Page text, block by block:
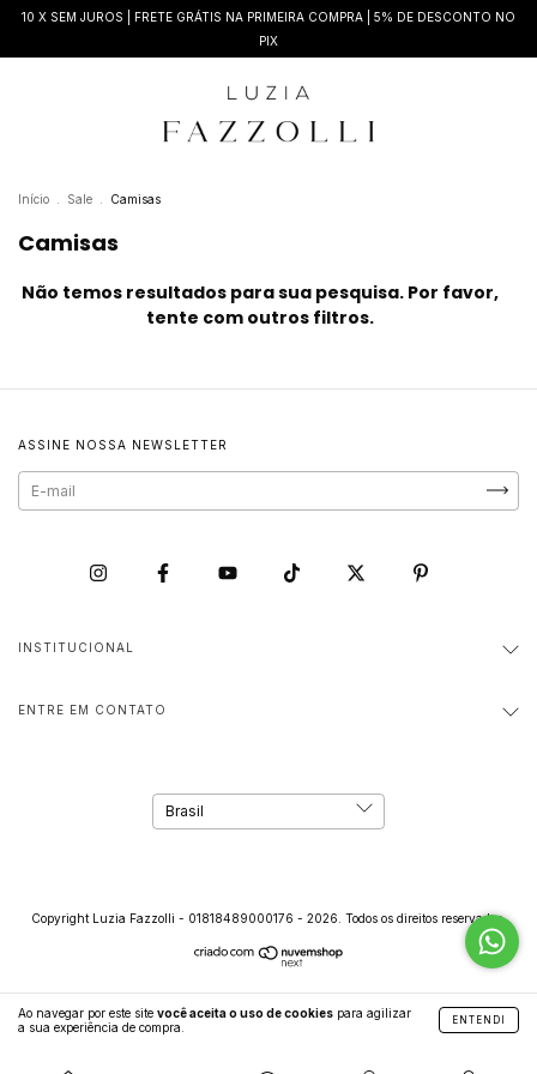
10 X SEM JUROS | FRETE GRÁTIS NA PRIMEIRA COMPRA | 5% DE DESCONTO NO
PIX
Ao navegar por este site você aceita o uso de cookies para agilizar
a sua experiência de compra.
ENTENDI
Início Sale Camisas
Camisas
Não temos resultados para sua pesquisa. Por favor,
tente com outros filtros.
ASSINE NOSSA NEWSLETTER
INSTITUCIONAL
ENTRE EM CONTATO
Copyright Luzia Fazzolli - 01818489000176 - 2026. Todos os direitos reservados.